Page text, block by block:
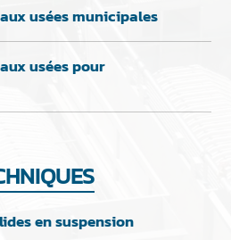
usées municipales
usées pour
en suspension